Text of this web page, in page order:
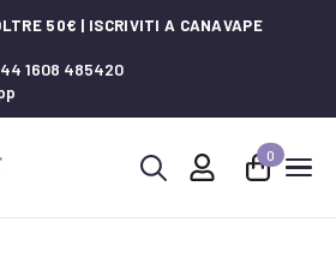
50€ | ISCRIVITI A CANAVAPE
1608 485420
0